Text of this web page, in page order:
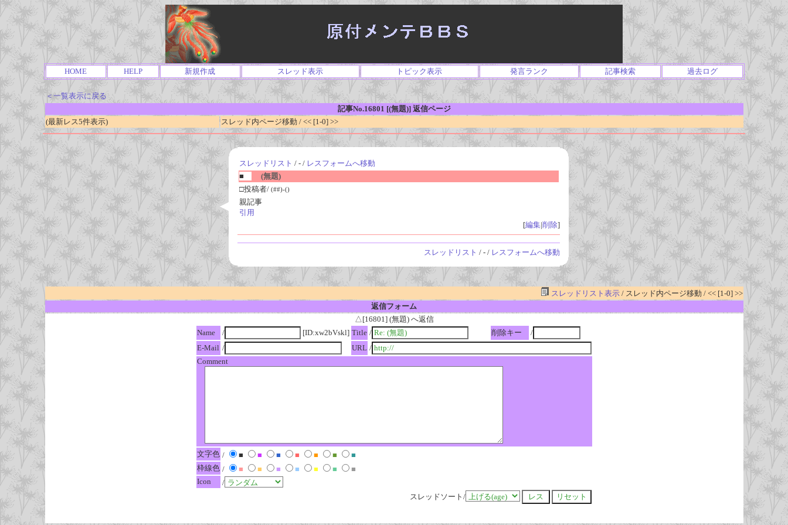
HOME HELP 新規作成 スレッド表示 トピック表示 発言ランク 記事検索 過去ログ
＜一覧表示に戻る
記事No.16801 [(無題)] 返信ページ
(最新レス5件表示)
スレッド内ページ移動 / << [1-0] >>
スレッドリスト / - / レスフォームへ移動
■
(無題)
□投稿者/ (##)-()
親記事
引用
[編集|削除]
スレッドリスト / - / レスフォームへ移動
スレッドリスト表示/ スレッド内ページ移動 / << [1-0] >>
返信フォーム
△[16801] (無題) へ返信
Name
/ [ID:xw2bVskl] Title / 削除キー
/
E-Mail / URL /
Comment
文字色 / ■ ■ ■ ■ ■ ■
■
枠線色 / ■ ■ ■ ■ ■ ■
■
Icon
/
スレッドソート/